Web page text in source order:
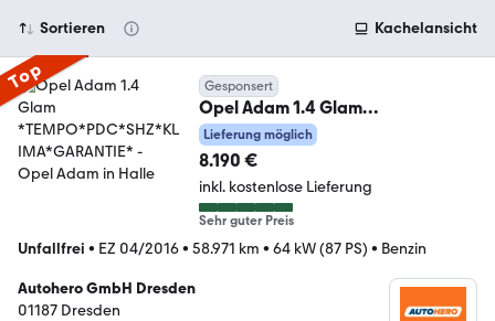
Sortieren Kachelansicht
Top Gesponsert
Opel Adam 1.4 Glam
*TEMPO*PDC*SHZ*KLIMA*GARA
NTIE*
Lieferung möglich
8.190 €
inkl. kostenlose Lieferung
Sehr guter Preis
Unfallfrei • EZ 04/2016• 58.971 km • 64 kW (87 PS) • Benzin
Autohero GmbH Dresden
01187 Dresden